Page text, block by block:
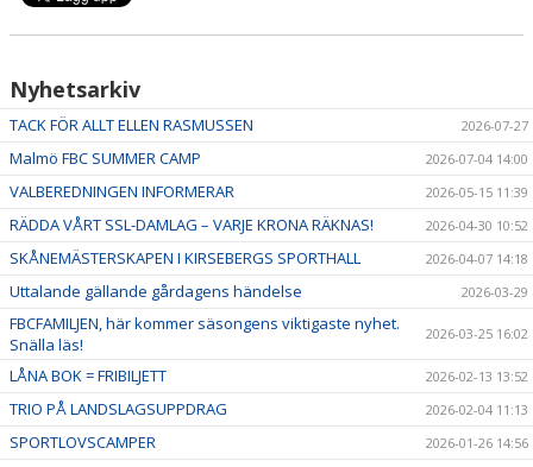
Nyhetsarkiv
TACK FÖR ALLT ELLEN RASMUSSEN 2026-07-27
Malmö FBC SUMMER CAMP 2026-07-04 14:00
VALBEREDNINGEN INFORMERAR 2026-05-15 11:39
RÄDDA VÅRT SSL-DAMLAG – VARJE KRONA RÄKNAS! 2026-04-30 10:52
SKÅNEMÄSTERSKAPEN I KIRSEBERGS SPORTHALL 2026-04-07 14:18
Uttalande gällande gårdagens händelse 2026-03-29
FBCFAMILJEN, här kommer säsongens viktigaste nyhet.
Snälla läs!
2026-03-25 16:02
LÅNA BOK = FRIBILJETT 2026-02-13 13:52
TRIO PÅ LANDSLAGSUPPDRAG 2026-02-04 11:13
SPORTLOVSCAMPER 2026-01-26 14:56